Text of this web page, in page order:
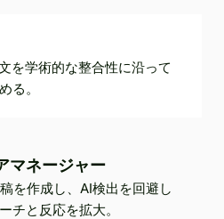
を学術的な整合性に沿って
る。
マネージャー
を作成し、AI検出を回避し
チと反応を拡大。